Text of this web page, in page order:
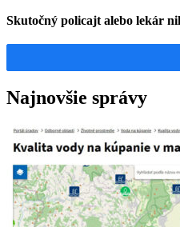
Skutočný policajt alebo lekár
Najnovšie správy